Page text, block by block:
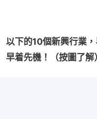
以下的10個新興行業
早着先機！（按圖了解